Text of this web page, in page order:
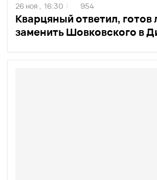
Кварцяный ответил, готов
заменить Шовковского в
26 ноя , 16:30 / 954